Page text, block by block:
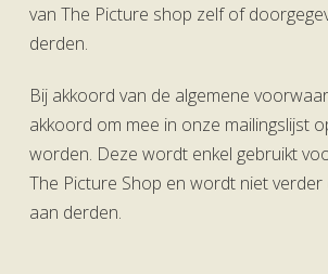
van The Picture shop zelf of
derden.
Bij akkoord van de algemene
akkoord om mee in onze mailingslijst
worden. Deze wordt enkel gebruikt
The Picture Shop en wordt niet
aan derden.